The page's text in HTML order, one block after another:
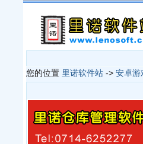
您的位置 里诺软件站 -> 安卓游